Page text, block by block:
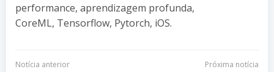
performance, aprendizagem profunda,
CoreML, Tensorflow, Pytorch, iOS.
Notícia anterior Próxima notícia